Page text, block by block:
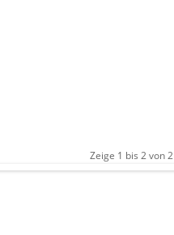
Zeige 1 bis 2 von